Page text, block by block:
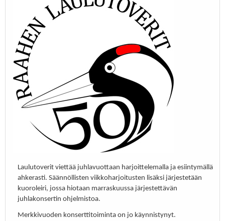
Laulutoverit viettää juhlavuottaan harjoittelemalla ja esiintymällä
ahkerasti. Säännöllisten viikkoharjoitusten lisäksi järjestetään
kuoroleiri, jossa hiotaan marraskuussa järjestettävän
juhlakonsertin ohjelmistoa.
Merkkivuoden konserttitoiminta on jo käynnistynyt.